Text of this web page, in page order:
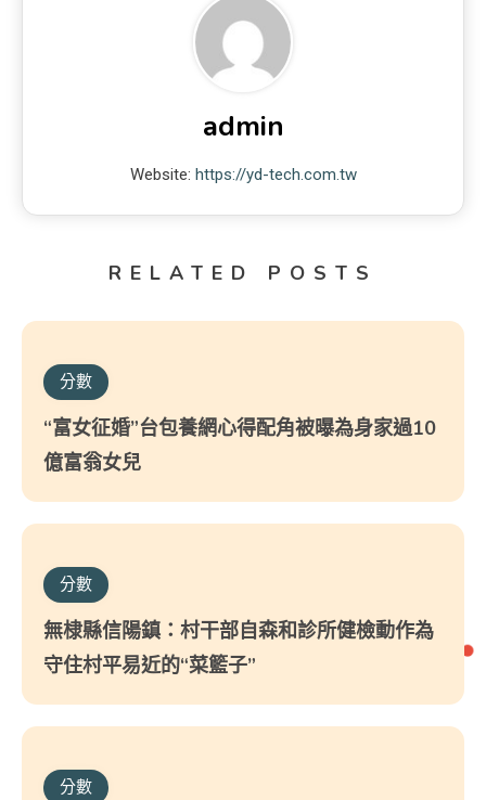
admin
Website: https://yd-tech.com.tw
RELATED POSTS
分數
“富女征婚”台包養網心得配角被曝為身家過10
億富翁女兒
分數
無棣縣信陽鎮：村干部自森和診所健檢動作為
守住村平易近的“菜籃子”
分數